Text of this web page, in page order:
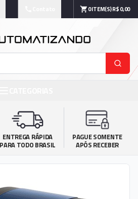
0ITEM(S)R$ 0,00
ENTREGA RÁPIDA
PARA TODO BRASIL
PAGUE SOMENTE
APÓS RECEBER